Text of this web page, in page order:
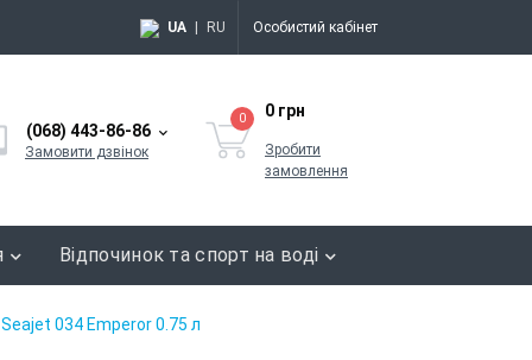
UA RU Особистий кабінет
(068) 443-86-86
Замовити дзвінок
0 0 грн
Зробити
замовлення
Відпочинок та спорт на воді
034 Emperor 0.75 л